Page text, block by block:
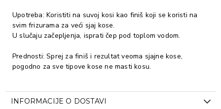
Upotreba: Koristiti na suvoj kosi kao finiš koji se koristi na
svim frizurama za veći sjaj kose.
U slučaju začepljenja, isprati čep pod toplom vodom.
Prednosti: Sprej za finiš i rezultat veoma sjajne kose,
pogodno za sve tipove kose ne masti kosu.
INFORMACIJE O DOSTAVI